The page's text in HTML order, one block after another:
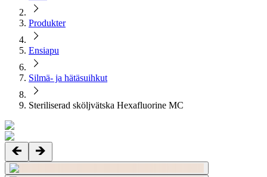
Produkter
Ensiapu
Silmä- ja hätäsuihkut
Steriliserad sköljvätska Hexafluorine MC